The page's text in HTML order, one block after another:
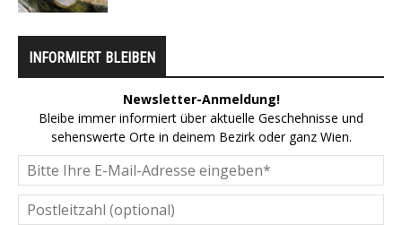
INFORMIERT BLEIBEN
Newsletter-Anmeldung!
Bleibe immer informiert über aktuelle Geschehnisse und
sehenswerte Orte in deinem Bezirk oder ganz Wien.